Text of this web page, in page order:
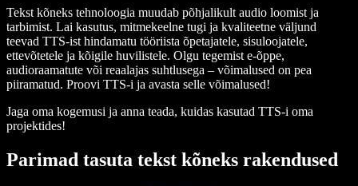
Tekst kõneks tehnoloogia muudab põhjalikult audio loomist ja
tarbimist. Lai kasutus, mitmekeelne tugi ja kvaliteetne väljund
teevad TTS-ist hindamatu tööriista õpetajatele, sisuloojatele,
ettevõtetele ja kõigile huvilistele. Olgu tegemist e-õppe,
audioraamatute või reaalajas suhtlusega – võimalused on pea
piiramatud. Proovi TTS-i ja avasta selle võimalused!
Jaga oma kogemusi ja anna teada, kuidas kasutad TTS-i oma
projektides!
Parimad tasuta tekst kõneks rakendused